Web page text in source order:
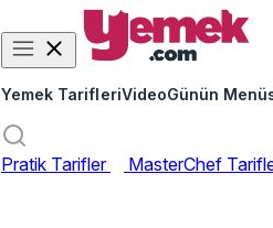
Yemek TarifleriVideoGünün
Pratik Tarifler MasterChef